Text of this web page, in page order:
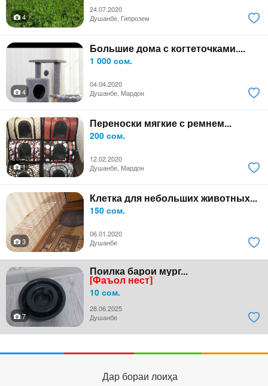
24.07.2020
4
Душанбе, Гипрозем
Большие дома с когтеточками....
1 000 сом.
04.04.2020
4
Душанбе, Мардон
Переноски мягкие с ремнем...
200 сом.
12.02.2020
1
Душанбе, Мардон
Клетка для небольших животных...
150 сом.
06.01.2020
3
Душанбе
Поилка барои мург...
[Фаъол нест]
10 сом.
28.06.2025
7
Душанбе
Дар бораи лоиҳа